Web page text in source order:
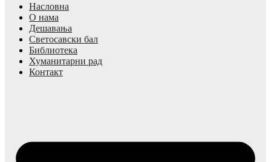
Насловна
О нама
Дешавања
Светосавски бал
Библиотека
Хуманитарни рад
Контакт